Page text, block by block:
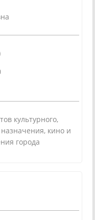
культурного,
кино и
города